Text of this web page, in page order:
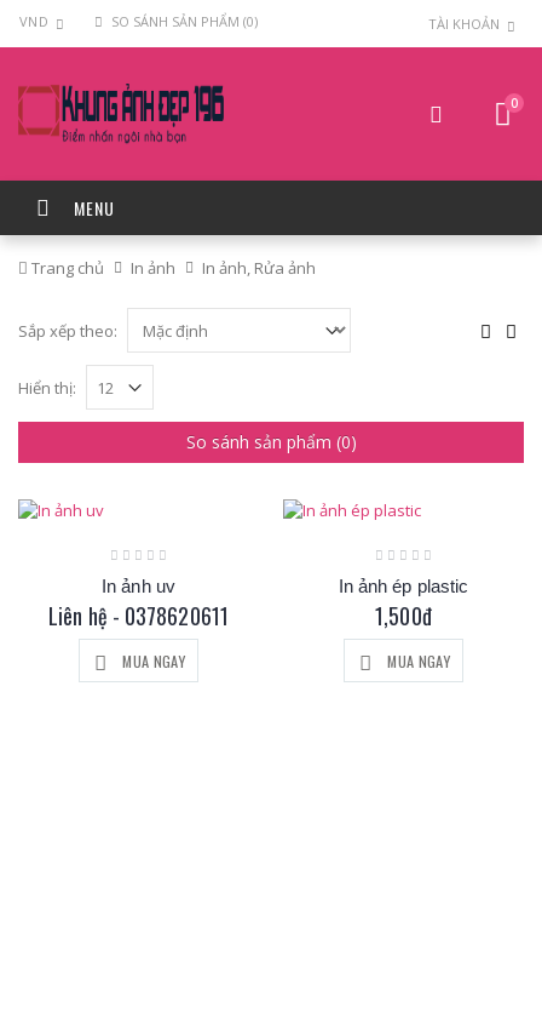
VND SO SÁNH SẢN PHẨM (0) TÀI KHOẢN
0
MENU
Trang chủ In ảnh In ảnh, Rửa ảnh
In
Rửa
ảnh
Sắp xếp theo:
Hiển thị:
So sánh sản phẩm (0)
In ảnh uv
Liên hệ - 0378620611
MUA NGAY
In ảnh ép plastic
1,500đ
MUA NGAY